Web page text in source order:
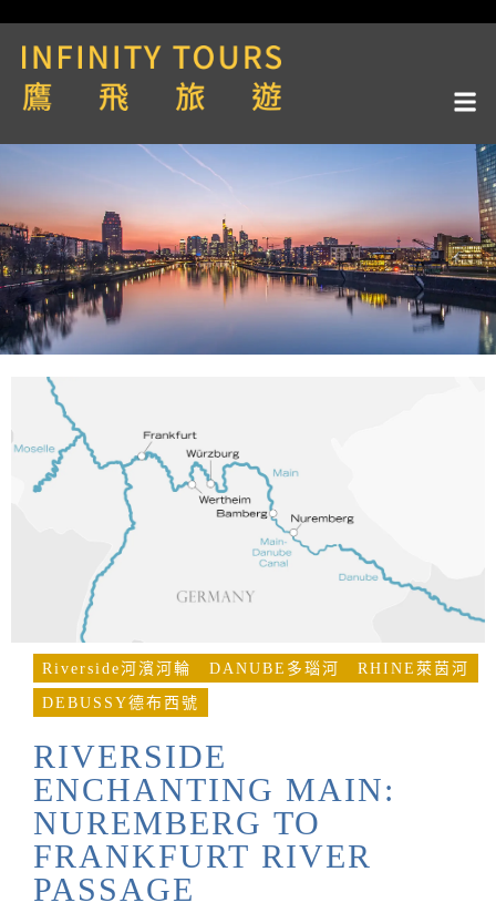
Riverside河濱河輪 DANUBE多瑙河
RHINE萊茵河
DEBUSSY德布西號
RIVERSIDE
ENCHANTING MAIN:
NUREMBERG TO
FRANKFURT RIVER
PASSAGE